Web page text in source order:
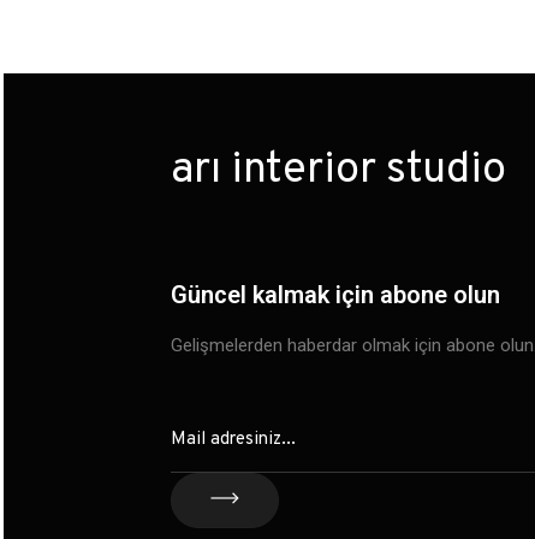
arı interior studio
Güncel kalmak için abone olun
Gelişmelerden haberdar olmak için abone olun…